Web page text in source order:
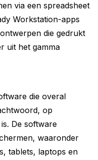
via een spreadsheet
Workstation-apps
die gedrukt
uit het gamma
die overal
op
De software
waaronder
tablets, laptops en